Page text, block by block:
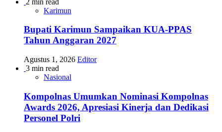
Karimun
Bupati Karimun Sampaikan KUA-PPAS
Tahun Anggaran 2027
Agustus 1, 2026 Editor
3 min read
Nasional
Kompolnas Umumkan Nominasi Kompolnas
Awards 2026, Apresiasi Kinerja dan Dedikasi
Personel Polri